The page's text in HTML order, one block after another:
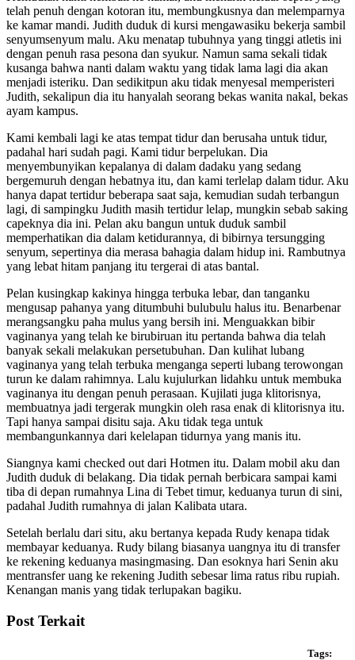
telah penuh dengan kotoran itu, membungkusnya dan melemparnya
ke kamar mandi. Judith duduk di kursi mengawasiku bekerja sambil
senyumsenyum malu. Aku menatap tubuhnya yang tinggi atletis ini
dengan penuh rasa pesona dan syukur. Namun sama sekali tidak
kusanga bahwa nanti dalam waktu yang tidak lama lagi dia akan
menjadi isteriku. Dan sedikitpun aku tidak menyesal memperisteri
Judith, sekalipun dia itu hanyalah seorang bekas wanita nakal, bekas
ayam kampus.
Kami kembali lagi ke atas tempat tidur dan berusaha untuk tidur,
padahal hari sudah pagi. Kami tidur berpelukan. Dia
menyembunyikan kepalanya di dalam dadaku yang sedang
bergemuruh dengan hebatnya itu, dan kami terlelap dalam tidur. Aku
hanya dapat tertidur beberapa saat saja, kemudian sudah terbangun
lagi, di sampingku Judith masih tertidur lelap, mungkin sebab saking
capeknya dia ini. Pelan aku bangun untuk duduk sambil
memperhatikan dia dalam ketidurannya, di bibirnya tersungging
senyum, sepertinya dia merasa bahagia dalam hidup ini. Rambutnya
yang lebat hitam panjang itu tergerai di atas bantal.
Pelan kusingkap kakinya hingga terbuka lebar, dan tanganku
mengusap pahanya yang ditumbuhi bulubulu halus itu. Benarbenar
merangsangku paha mulus yang bersih ini. Menguakkan bibir
vaginanya yang telah ke birubiruan itu pertanda bahwa dia telah
banyak sekali melakukan persetubuhan. Dan kulihat lubang
vaginanya yang telah terbuka menganga seperti lubang terowongan
turun ke dalam rahimnya. Lalu kujulurkan lidahku untuk membuka
vaginanya itu dengan penuh perasaan. Kujilati juga klitorisnya,
membuatnya jadi tergerak mungkin oleh rasa enak di klitorisnya itu.
Tapi hanya sampai disitu saja. Aku tidak tega untuk
membangunkannya dari kelelapan tidurnya yang manis itu.
Siangnya kami checked out dari Hotmen itu. Dalam mobil aku dan
Judith duduk di belakang. Dia tidak pernah berbicara sampai kami
tiba di depan rumahnya Lina di Tebet timur, keduanya turun di sini,
padahal Judith rumahnya di jalan Kalibata utara.
Setelah berlalu dari situ, aku bertanya kepada Rudy kenapa tidak
membayar keduanya. Rudy bilang biasanya uangnya itu di transfer
ke rekening keduanya masingmasing. Dan esoknya hari Senin aku
mentransfer uang ke rekening Judith sebesar lima ratus ribu rupiah.
Kenangan manis yang tidak terlupakan bagiku.
Post Terkait
Tags: